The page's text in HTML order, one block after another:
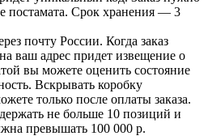
постамата. Срок хранения — 3
почту России. Когда заказ
ваш адрес придет извещение о
вы можете оценить состояние
Вскрывать коробку
только после оплаты заказа.
не больше 10 позиций и
превышать 100 000 р.